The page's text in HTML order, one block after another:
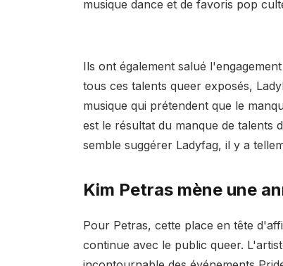
musique dance et de favoris pop
Ils ont également salué
tous ces talents queer exposés,
musique qui prétendent que le
est le résultat du manque de talents
semble suggérer Ladyfag, il y a
Kim Petras mène une
Pour Petras, cette place en tête
continue avec le public queer.